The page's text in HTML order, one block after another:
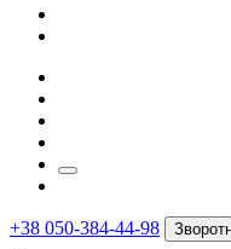
+38 050-384-44-98